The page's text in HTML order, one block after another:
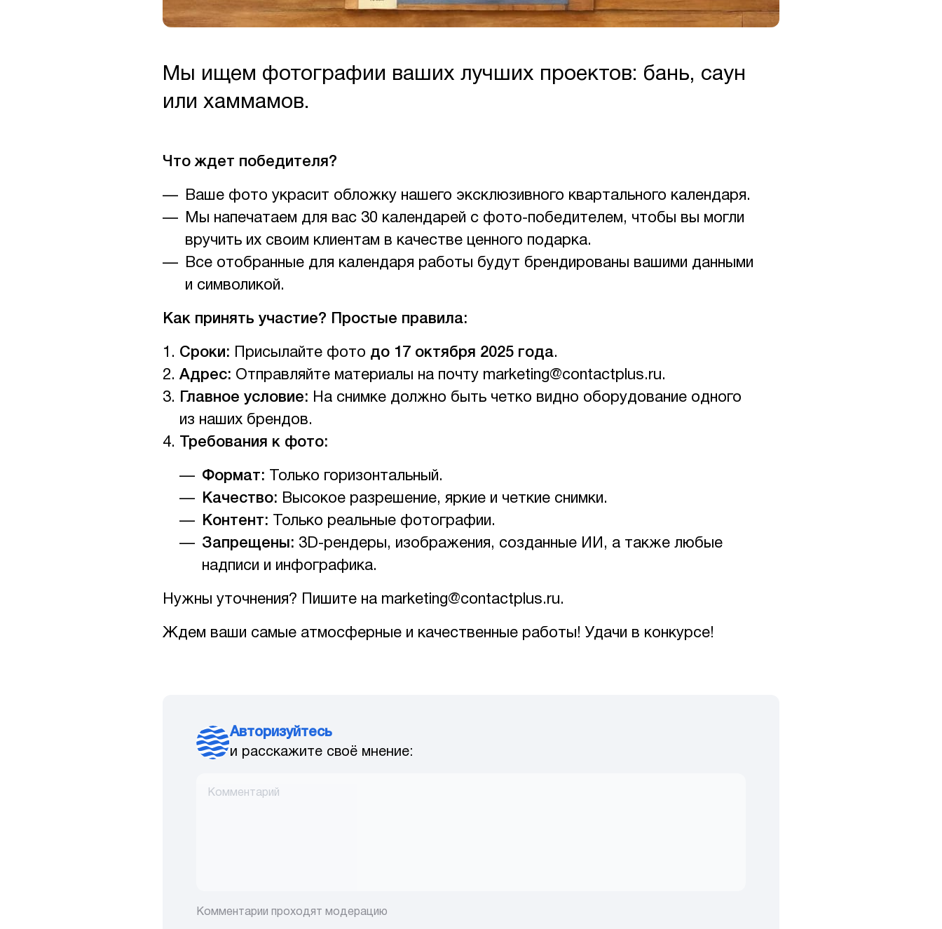
Мы ищем фотографии ваших лучших проектов: бань, саун
или хаммамов.
Что ждет победителя?
Ваше фото украсит обложку нашего эксклюзивного квартального календаря.
Мы напечатаем для вас 30 календарей с фото-победителем, чтобы вы могли
вручить их своим клиентам в качестве ценного подарка.
Все отобранные для календаря работы будут брендированы вашими данными
и символикой.
Как принять участие? Простые правила:
Сроки: Присылайте фото до 17 октября 2025 года.
Адрес: Отправляйте материалы на почту marketing@contactplus.ru.
Главное условие: На снимке должно быть четко видно оборудование одного
из наших брендов.
Требования к фото:
Формат: Только горизонтальный.
Качество: Высокое разрешение, яркие и четкие снимки.
Контент: Только реальные фотографии.
Запрещены: 3D-рендеры, изображения, созданные ИИ, а также любые
надписи и инфографика.
Нужны уточнения? Пишите на marketing@contactplus.ru.
Ждем ваши самые атмосферные и качественные работы! Удачи в конкурсе!
Авторизуйтесь
и расскажите своё мнение:
Комментарии проходят модерацию